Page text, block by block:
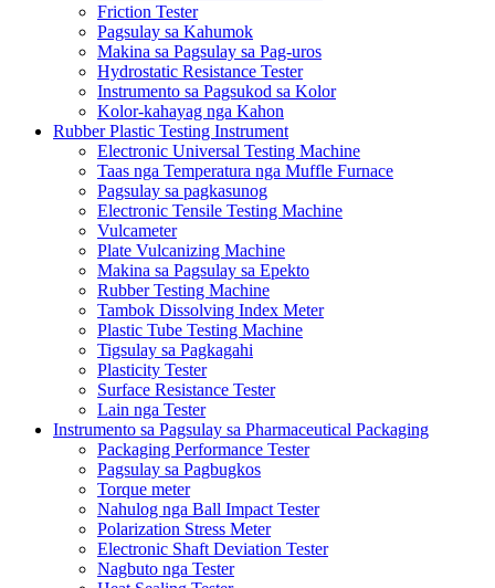
Friction Tester
Pagsulay sa Kahumok
Makina sa Pagsulay sa Pag-uros
Hydrostatic Resistance Tester
Instrumento sa Pagsukod sa Kolor
Kolor-kahayag nga Kahon
Rubber Plastic Testing Instrument
Electronic Universal Testing Machine
Taas nga Temperatura nga Muffle Furnace
Pagsulay sa pagkasunog
Electronic Tensile Testing Machine
Vulcameter
Plate Vulcanizing Machine
Makina sa Pagsulay sa Epekto
Rubber Testing Machine
Tambok Dissolving Index Meter
Plastic Tube Testing Machine
Tigsulay sa Pagkagahi
Plasticity Tester
Surface Resistance Tester
Lain nga Tester
Instrumento sa Pagsulay sa Pharmaceutical Packaging
Packaging Performance Tester
Pagsulay sa Pagbugkos
Torque meter
Nahulog nga Ball Impact Tester
Polarization Stress Meter
Electronic Shaft Deviation Tester
Nagbuto nga Tester